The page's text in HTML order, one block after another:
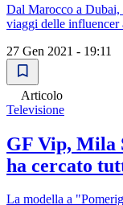
Dal Marocco a
viaggi delle influencer
27 Gen 2021 - 19:11
Articolo
Televisione
GF Vip, Mila
ha cercato
La modella a